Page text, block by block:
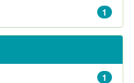
1
1